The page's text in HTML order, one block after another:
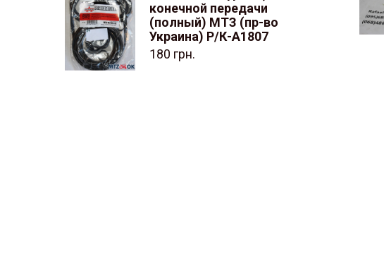
конечной передачи
(полный) МТЗ (пр-во
Украина) Р/К-А1807
180 грн.